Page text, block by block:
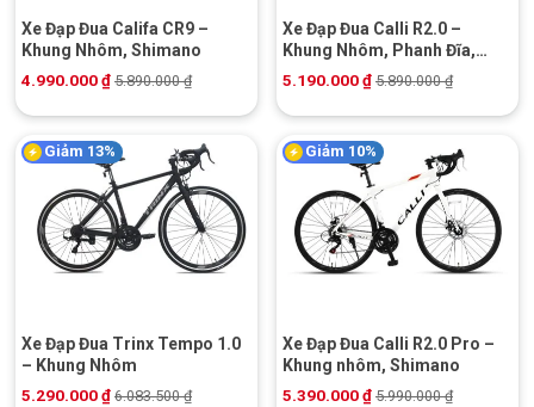
Xe Đạp Đua Califa CR9 –
Khung Nhôm, Shimano
4.990.000₫ 5.890.000₫
Xe Đạp Đua Calli R2.0 –
Khung Nhôm, Phanh Đĩa,
Shimano
5.190.000₫ 5.890.000₫
Giảm 13%
Xe Đạp Đua Trinx Tempo 1.0
– Khung Nhôm
5.290.000₫ 6.083.500₫
Giảm 10%
Xe Đạp Đua Calli R2.0 Pro –
Khung nhôm, Shimano
5.390.000₫ 5.990.000₫